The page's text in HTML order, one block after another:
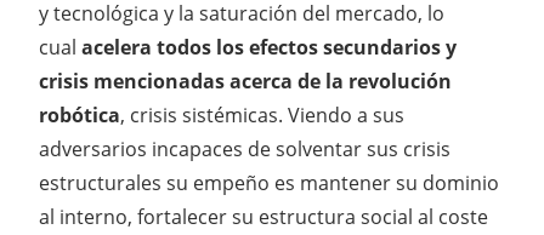
y tecnológica y la saturación del mercado, lo
cual acelera todos los efectos secundarios y
crisis mencionadas acerca de la revolución
robótica, crisis sistémicas. Viendo a sus
adversarios incapaces de solventar sus crisis
estructurales su empeño es mantener su dominio
al interno, fortalecer su estructura social al coste